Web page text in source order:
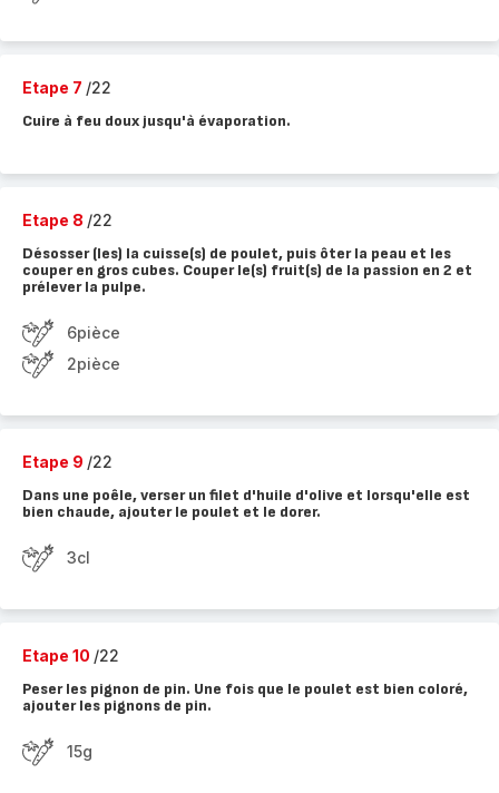
Etape 7 /22
Cuire à feu doux jusqu'à évaporation.
Etape 8 /22
Désosser (les) la cuisse(s) de poulet, puis ôter la peau et les
couper en gros cubes. Couper le(s) fruit(s) de la passion en 2 et
prélever la pulpe.
6pièce
2pièce
Etape 9 /22
Dans une poêle, verser un filet d'huile d'olive et lorsqu'elle est
bien chaude, ajouter le poulet et le dorer.
3cl
Etape 10 /22
Peser les pignon de pin. Une fois que le poulet est bien coloré,
ajouter les pignons de pin.
15g